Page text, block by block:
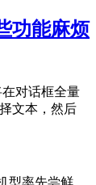
功能麻烦
对话框全量
文本，然后